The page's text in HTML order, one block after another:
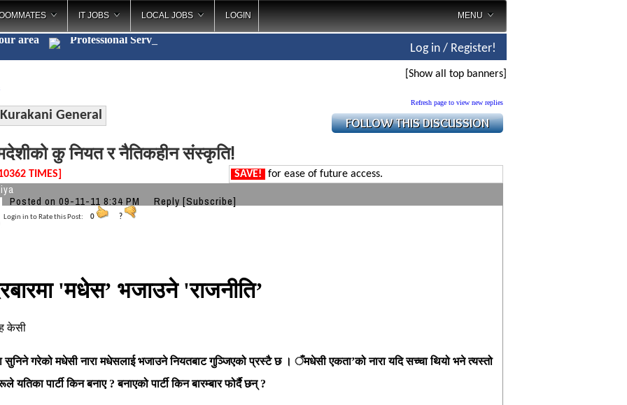
IT JOBS LOCAL JOBS LOGIN MENU
area Professiona_
Log in / Register!
[Show all top banners]
Kurakani General
Refresh page to view new replies
कु नियत र नैतिकहीन संस्कृति!
TIMES] SAVE! for ease of future access.
Posted on 09-11-11 8:34 PM Reply [Subscribe]
Login in to Rate this Post: 0 ?
'मधेस’ भजाउने 'राजनीति’
केसी
सुनिने गरेको मधेसी नारा मधेसलाई भजाउने नियतबाट गुञ्जिएको प्रस्टै छ । ँमधेसी एकता’को नारा यदि सच्चा थियो भने त्यस्तो
यतिका पार्टी किन बनाए ? बनाएको पार्टी किन बारम्बार फोर्दै छन् ?